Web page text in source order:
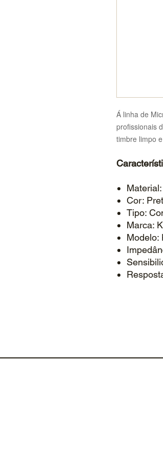
Á linha de
profissionais
timbre limpo
Cor:
Tipo:
Marca:
Modelo: